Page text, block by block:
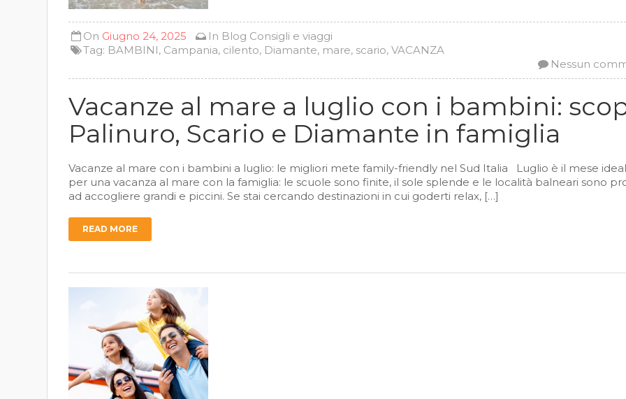
On Giugno 24, 2025 In Blog Consigli e viaggi
Tag: BAMBINI, Campania, cilento, Diamante, mare, scario,VACANZA
Nessun
Vacanze al mare a luglio con i bambini:
Palinuro, Scario e Diamante in famiglia
Vacanze al mare con i bambini a luglio: le migliori mete family-friendly nel Sud Italia Luglio è il mese
per una vacanza al mare con la famiglia: le scuole sono finite, il sole splende e le località balneari sono
ad accogliere grandi e piccini. Se stai cercando destinazioni in cui goderti relax, […]
READ MORE